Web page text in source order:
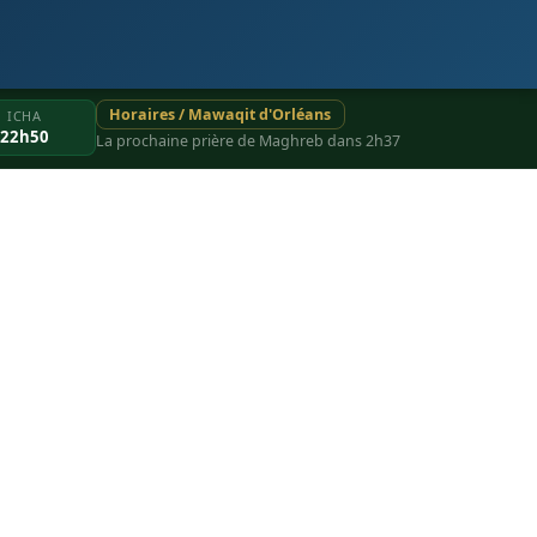
ICHA
22h50
Horaires / Mawaqit d'Orléans
La prochaine prière de Maghreb dans 2h37